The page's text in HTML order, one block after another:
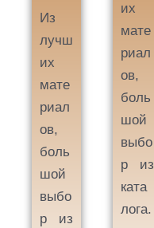
Из
лучш
их
мате
риал
ов,
боль
шой
выбо
р из
их
мате
риал
ов,
боль
шой
выбо
р из
ката
лога.